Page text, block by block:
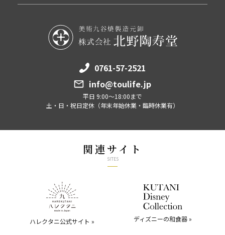
0761-57-2521
info@toulife.jp
平日 9:00～18:00まで
土・日・祝日定休（年末年始休業・臨時休業有）
関連サイト
SITES
ハレクタニ公式サイト » ディズニーの和食器 »